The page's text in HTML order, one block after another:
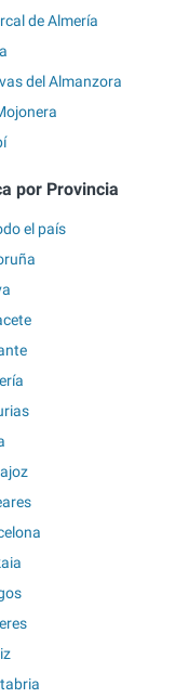
de Almería
del Almanzora
por Provincia
el país